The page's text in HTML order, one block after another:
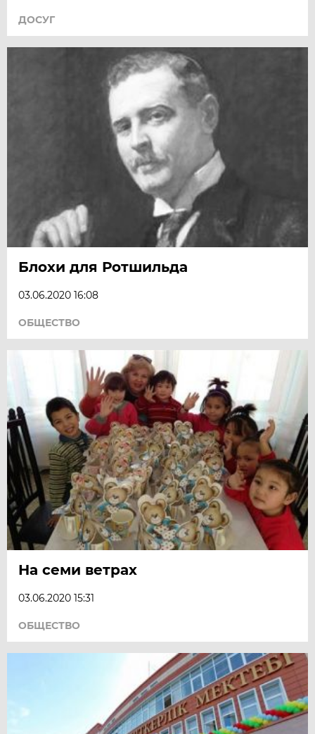
ДОСУГ
Блохи для Ротшильда
03.06.2020 16:08
ОБЩЕСТВО
На семи ветрах
03.06.2020 15:31
ОБЩЕСТВО